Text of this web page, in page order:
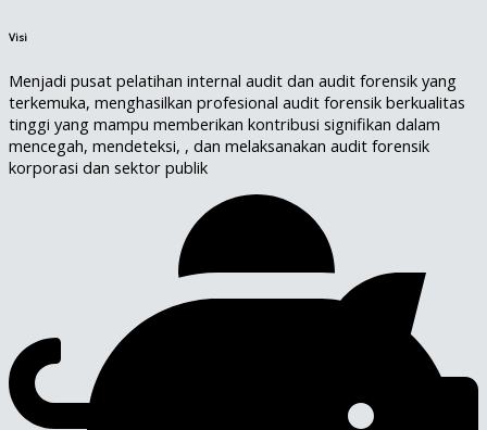
Visi
Menjadi pusat pelatihan internal audit dan audit forensik yang
terkemuka, menghasilkan profesional audit forensik berkualitas
tinggi yang mampu memberikan kontribusi signifikan dalam
mencegah, mendeteksi, , dan melaksanakan audit forensik
korporasi dan sektor publik